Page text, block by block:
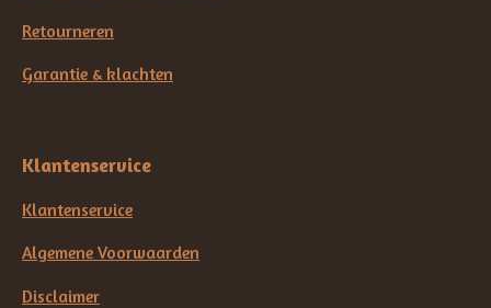
Retourneren
Garantie & klachten
Klantenservice
Klantenservice
Algemene Voorwaarden
Disclaimer